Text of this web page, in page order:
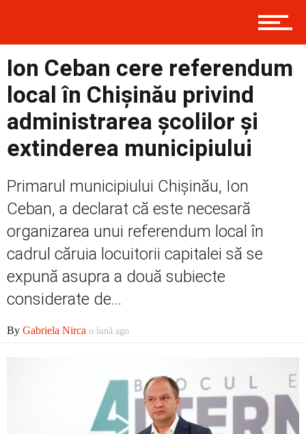
Prima
Politică
Externe
Social
Ion Ceban cere referendum
local în Chișinău privind
administrarea școlilor și
extinderea municipiului
Primarul municipiului Chișinău, Ion
Ceban, a declarat că este necesară
organizarea unui referendum local în
cadrul căruia locuitorii capitalei să se
expună asupra a două subiecte
considerate de...
By Gabriela Nirca o lună ago